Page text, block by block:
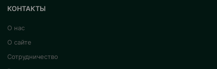
КОНТАКТЫ
О нас
О сайте
Сотрудничество